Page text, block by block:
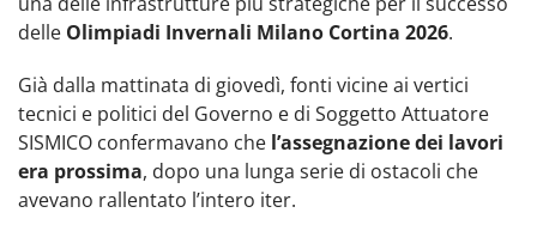
delle Olimpiadi Invernali Milano Cortina 2026.
Già dalla mattinata di giovedì, fonti vicine ai vertici
tecnici e politici del Governo e di Soggetto Attuatore
SISMICO confermavano che l’assegnazione dei lavori
era prossima, dopo una lunga serie di ostacoli che
avevano rallentato l’intero iter.